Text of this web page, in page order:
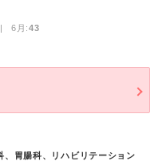
6月:43
、胃腸科、リハビリテーション